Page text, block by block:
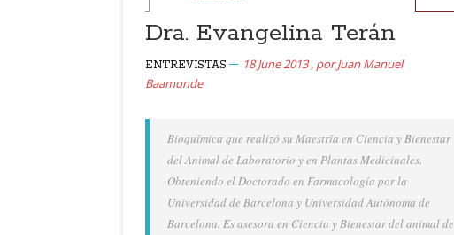
Dra. Evangelina Terán
ENTREVISTAS 18 June 2013 , porJuan Manuel
Baamonde
Bioquímica que realizó su Maestría en Ciencia y Bienestar
del Animal de Laboratorio y en Plantas Medicinales.
Obteniendo el Doctorado en Farmacología por la
Universidad de Barcelona y Universidad Autónoma de
Barcelona. Es asesora en Ciencia y Bienestar del animal de